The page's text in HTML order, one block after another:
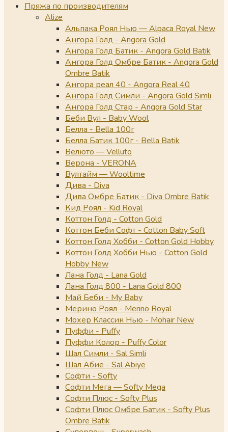
Пряжа по производителям
Alize
Альпака Роял Нью — Alpaca Royal New
Ангора Голд - Angora Gold
Ангора Голд Батик - Angora Gold Batik
Ангора Голд Омбре Батик - Angora Gold
Ombre Batik
Ангора реал 40 - Angora Real 40
Ангора Голд Симли - Angora Gold Simli
Ангора Голд Стар - Angora Gold Star
Беби Вул - Baby Wool
Белла - Bella 100г
Белла Батик 100г - Bella Batik
Велюто — Velluto
Верона - VERONA
Вултайм — Wooltime
Дива - Diva
Дива Омбре Батик - Diva Ombre Batik
Кид Роял - Kid Royal
Коттон Голд - Cotton Gold
Коттон Беби Софт - Cotton Baby Soft
Коттон Голд Хобби - Cotton Gold Hobby
Коттон Голд Хобби Нью - Cotton Gold
Hobby New
Лана Голд - Lana Gold
Лана Голд 800 - Lana Gold 800
Май Беби - My Baby
Мерино Роял - Merino Royal
Мохер Классик Нью - Mohair New
Пуффи - Puffy
Пуффи Колор - Puffy Color
Шал Симли - Sal Simli
Шал Абие - Sal Abiye
Софти - Softy
Софти Мега — Softy Mega
Софти Плюс - Softy Plus
Софти Плюс Омбре Батик - Softy Plus
Ombre Batik